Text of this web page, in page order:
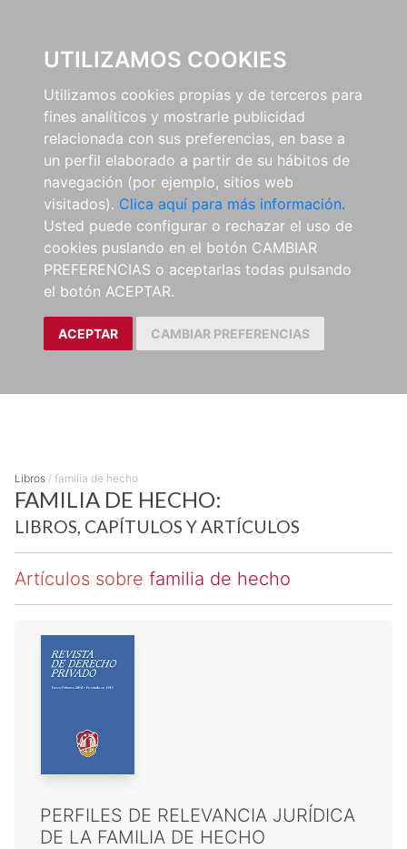
UTILIZAMOS COOKIES
Utilizamos cookies propias y de terceros para
fines analíticos y mostrarle publicidad
relacionada con sus preferencias, en base a
un perfil elaborado a partir de su hábitos de
navegación (por ejemplo, sitios web
visitados). Clica aquí para más información.
Usted puede configurar o rechazar el uso de
cookies puslando en el botón CAMBIAR
PREFERENCIAS o aceptarlas todas pulsando
el botón ACEPTAR.
ACEPTAR CAMBIAR PREFERENCIAS
Libros / familia de hecho
FAMILIA DE HECHO:
LIBROS, CAPÍTULOS Y ARTÍCULOS
Artículos sobre familia de hecho
PERFILES DE RELEVANCIA JURÍDICA
DE LA FAMILIA DE HECHO